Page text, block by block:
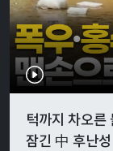
턱까지 차오
잠긴 中 후난성